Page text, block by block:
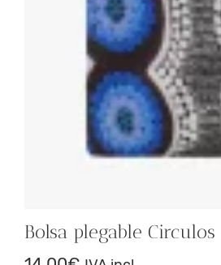
Bolsa plegable Circulos